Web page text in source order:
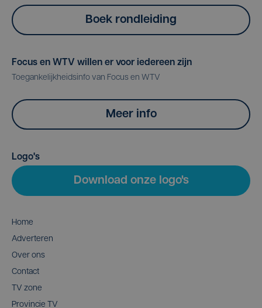
Boek rondleiding
Focus en WTV willen er voor iedereen zijn
Toegankelijkheidsinfo van Focus en WTV
Meer info
Logo's
Download onze logo's
Home
Adverteren
Over ons
Contact
TV zone
Provincie TV